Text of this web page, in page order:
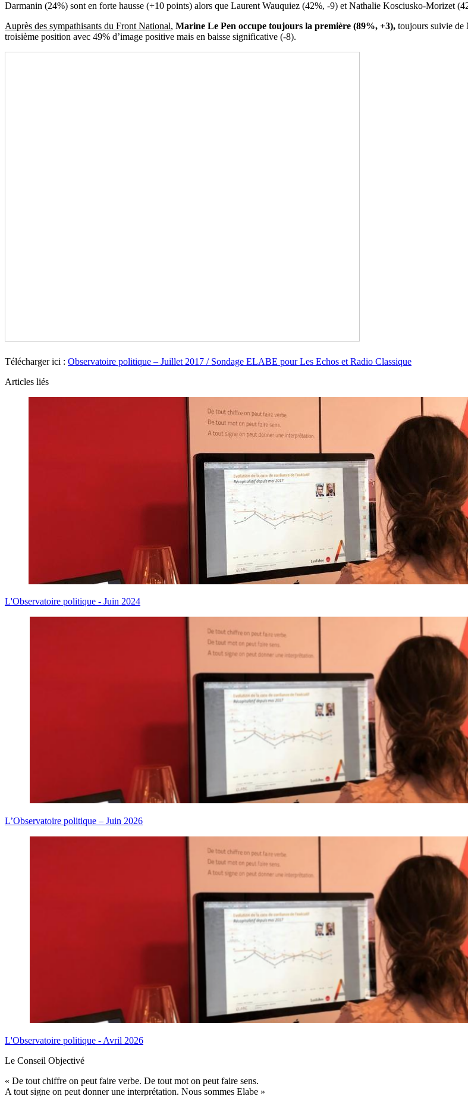
Darmanin (24%) sont en forte hausse (+10 points) alors que Laurent Wauquiez (42%, -9) et Nathalie Kosciusko-Morizet
Auprès des sympathisants du Front National, Marine Le Pen occupe toujours la première (89%, +3), toujours suivie de
troisième position avec 49% d’image positive mais en baisse significative (-8).
Télécharger ici : Observatoire politique – Juillet 2017 / Sondage ELABE pour Les Echos et Radio Classique
Articles liés
L'Observatoire politique - Juin 2024
L’Observatoire politique – Juin 2026
L'Observatoire politique - Avril 2026
Le Conseil Objectivé
« De tout chiffre on peut faire verbe. De tout mot on peut faire sens.
A tout signe on peut donner une interprétation. Nous sommes Elabe »